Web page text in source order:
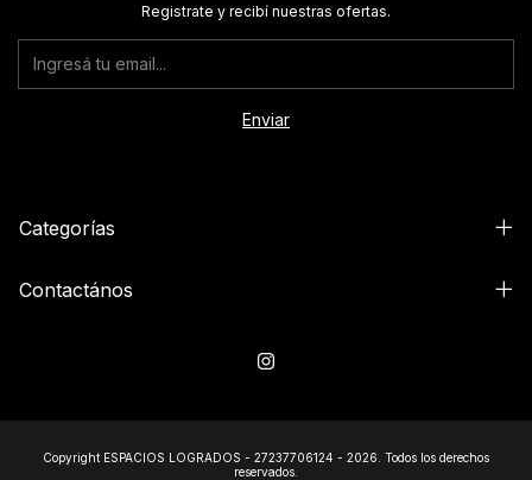
Registrate y recibí nuestras ofertas.
Categorías
Contactános
Copyright ESPACIOS LOGRADOS - 27237706124 - 2026. Todos los derechos
reservados.